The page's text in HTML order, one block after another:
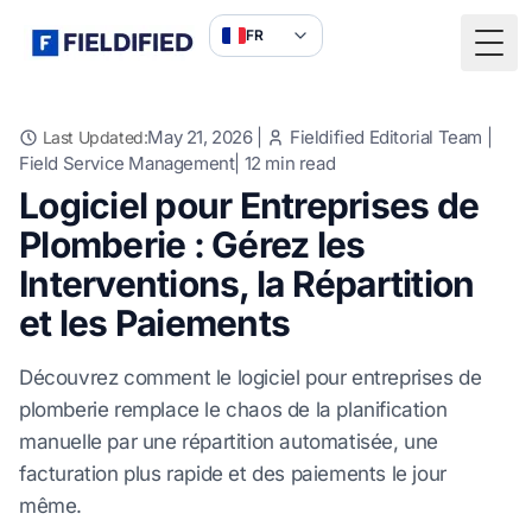
FR
Last Updated:May 21, 2026| Fieldified Editorial Team
Field Service Management| 12 min read
Logiciel pour Entreprises de
Plomberie : Gérez les
Interventions, la Répartition
et les Paiements
Découvrez comment le logiciel pour entreprises de
plomberie remplace le chaos de la planification
manuelle par une répartition automatisée, une
facturation plus rapide et des paiements le jour
même.